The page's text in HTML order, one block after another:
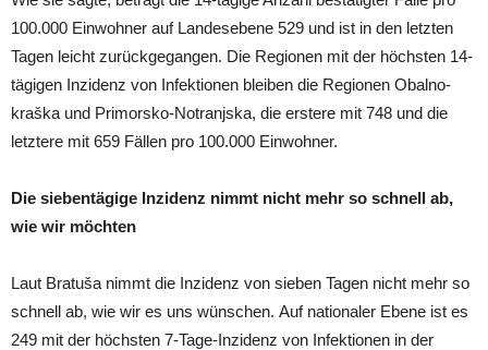
100.000 Einwohner auf Landesebene 529 und ist in den letzten
Tagen leicht zurückgegangen. Die Regionen mit der höchsten 14-
tägigen Inzidenz von Infektionen bleiben die Regionen Obalno-
kraška und Primorsko-Notranjska, die erstere mit 748 und die
letztere mit 659 Fällen pro 100.000 Einwohner.
Die siebentägige Inzidenz nimmt nicht mehr so ​​schnell ab,
wie wir möchten
Laut Bratuša nimmt die Inzidenz von sieben Tagen nicht mehr so ​​
schnell ab, wie wir es uns wünschen. Auf nationaler Ebene ist es
249 mit der höchsten 7-Tage-Inzidenz von Infektionen in der